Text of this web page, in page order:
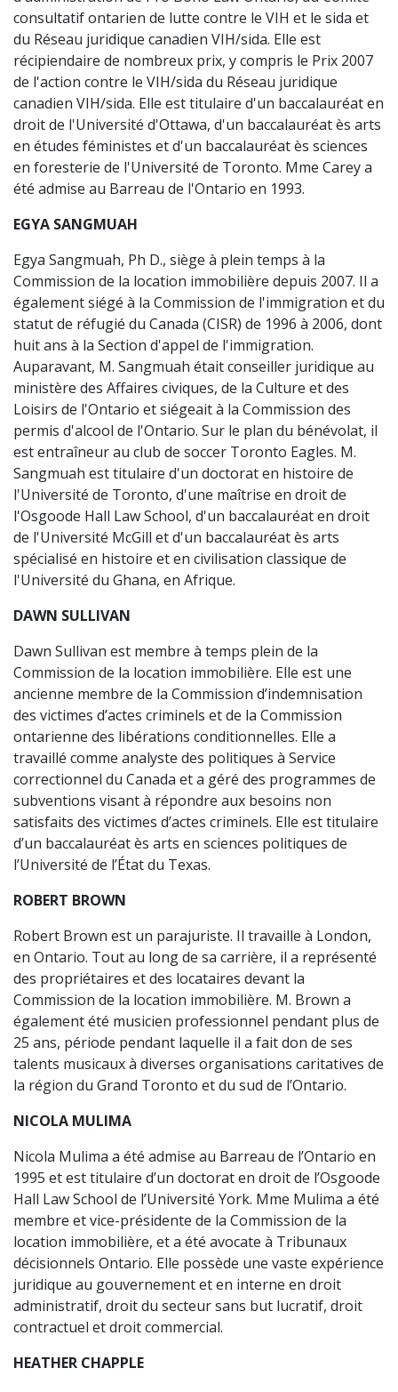
consultatif ontarien de lutte contre le VIH et le sida et
du Réseau juridique canadien VIH/sida. Elle est
récipiendaire de nombreux prix, y compris le Prix 2007
de l'action contre le VIH/sida du Réseau juridique
canadien VIH/sida. Elle est titulaire d'un baccalauréat en
droit de l'Université d'Ottawa, d'un baccalauréat ès arts
en études féministes et d'un baccalauréat ès sciences
en foresterie de l'Université de Toronto. Mme Carey a
été admise au Barreau de l'Ontario en 1993.
EGYA SANGMUAH
Egya Sangmuah, Ph D., siège à plein temps à la
Commission de la location immobilière depuis 2007. Il a
également siégé à la Commission de l'immigration et du
statut de réfugié du Canada (CISR) de 1996 à 2006, dont
huit ans à la Section d'appel de l'immigration.
Auparavant, M. Sangmuah était conseiller juridique au
ministère des Affaires civiques, de la Culture et des
Loisirs de l'Ontario et siégeait à la Commission des
permis d'alcool de l'Ontario. Sur le plan du bénévolat, il
est entraîneur au club de soccer Toronto Eagles. M.
Sangmuah est titulaire d'un doctorat en histoire de
l'Université de Toronto, d'une maîtrise en droit de
l'Osgoode Hall Law School, d'un baccalauréat en droit
de l'Université McGill et d'un baccalauréat ès arts
spécialisé en histoire et en civilisation classique de
l'Université du Ghana, en Afrique.
DAWN SULLIVAN
Dawn Sullivan est membre à temps plein de la
Commission de la location immobilière. Elle est une
ancienne membre de la Commission d’indemnisation
des victimes d’actes criminels et de la Commission
ontarienne des libérations conditionnelles. Elle a
travaillé comme analyste des politiques à Service
correctionnel du Canada et a géré des programmes de
subventions visant à répondre aux besoins non
satisfaits des victimes d’actes criminels. Elle est titulaire
d’un baccalauréat ès arts en sciences politiques de
l’Université de l’État du Texas.
ROBERT BROWN
Robert Brown est un parajuriste. Il travaille à London,
en Ontario. Tout au long de sa carrière, il a représenté
des propriétaires et des locataires devant la
Commission de la location immobilière. M. Brown a
également été musicien professionnel pendant plus de
25 ans, période pendant laquelle il a fait don de ses
talents musicaux à diverses organisations caritatives de
la région du Grand Toronto et du sud de l’Ontario.
NICOLA MULIMA
Nicola Mulima a été admise au Barreau de l’Ontario en
1995 et est titulaire d’un doctorat en droit de l’Osgoode
Hall Law School de l’Université York. Mme Mulima a été
membre et vice-présidente de la Commission de la
location immobilière, et a été avocate à Tribunaux
décisionnels Ontario. Elle possède une vaste expérience
juridique au gouvernement et en interne en droit
administratif, droit du secteur sans but lucratif, droit
contractuel et droit commercial.
HEATHER CHAPPLE